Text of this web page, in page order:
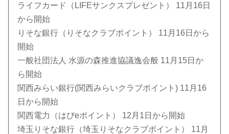
ライフカード（LIFEサンクスプレゼント） 11月16日
から開始
りそな銀行（りそなクラブポイント） 11月16日から
開始
一般社団法人 水源の森推進協議逸会般 11月15日か
ら開始
関西みらい銀行(関西みらいクラブポイント) 11月16
日から開始
関西電力（はぴeポイント） 12月1日から開始
埼玉りそな銀行（埼玉りそなクラブポイント） 11月